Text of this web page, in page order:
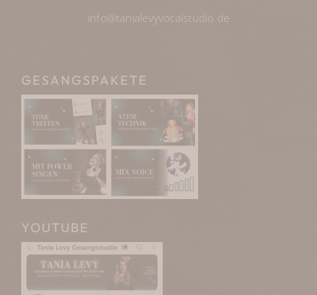
info@tanialevyvocalstudio.de
GESANGSPAKETE
YOUTUBE